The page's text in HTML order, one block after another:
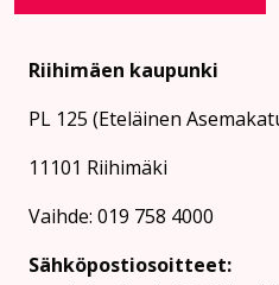
Riihimäen kaupunki
PL 125 (Eteläinen
11101 Riihimäki
Vaihde: 019 758 4000
Sähköpostiosoitteet: